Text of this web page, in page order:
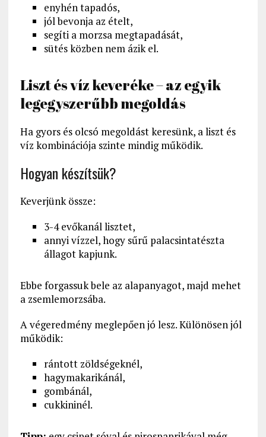
enyhén tapadós,
jól bevonja az ételt,
segíti a morzsa megtapadását,
sütés közben nem ázik el.
Liszt és víz keveréke – az egyik
legegyszerűbb megoldás
Ha gyors és olcsó megoldást keresünk, a liszt és
víz kombinációja szinte mindig működik.
Hogyan készítsük?
Keverjünk össze:
3-4 evőkanál lisztet,
annyi vízzel, hogy sűrű palacsintatészta
állagot kapjunk.
Ebbe forgassuk bele az alapanyagot, majd mehet
a zsemlemorzsába.
A végeredmény meglepően jó lesz. Különösen jól
működik:
rántott zöldségeknél,
hagymakarikánál,
gombánál,
cukkininél.